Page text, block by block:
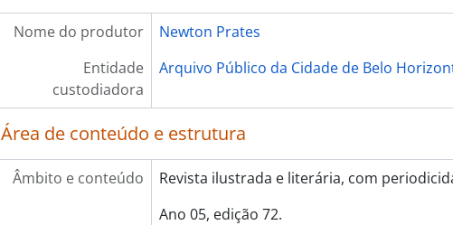
Nome do produtor
Newton Prates
Entidade
custodiadora
Arquivo Público da Cidade de Belo
Área de conteúdo e estrutura
Âmbito e conteúdo
Revista ilustrada e literária, com
Ano 05, edição 72.